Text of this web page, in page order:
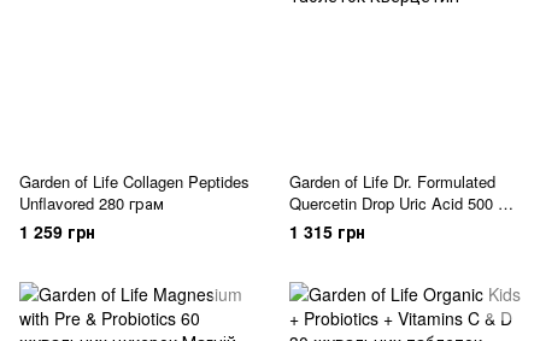
Garden of Life Collagen Peptides
Unflavored 280 грам
1 259 грн
Garden of Life Dr. Formulated
Quercetin Drop Uric Acid 500 mg
60 таблеток
1 315 грн